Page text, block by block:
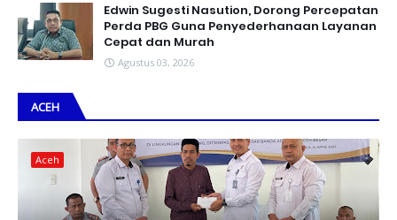
Edwin Sugesti Nasution, Dorong Percepatan
Perda PBG Guna Penyederhanaan Layanan
Cepat dan Murah
Agustus 03, 2026
ACEH
Aceh